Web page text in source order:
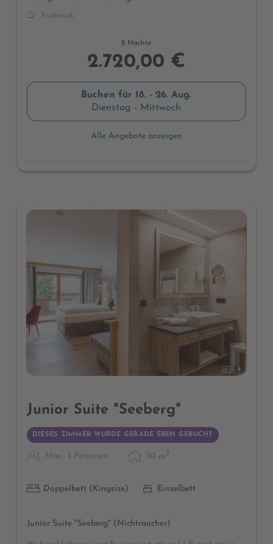
Frühstück
8 Nächte
2.720,00 €
Buchen für 18. - 26. Aug.
Dienstag - Mittwoch
Alle Angebote anzeigen
4
Junior Suite "Seeberg"
DIESES ZIMMER WURDE GERADE EBEN GEBUCHT
Max.: 3 Personen 30 m 2
Doppelbett (Kingsize) Einzelbett
Junior Suite "Seeberg" (Nichtraucher)